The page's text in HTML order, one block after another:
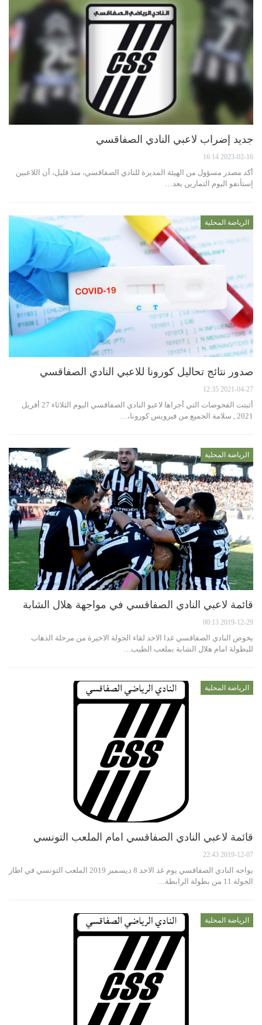
جديد إضراب لاعبي النادي الصفاقسي
2023-02-16 16:14
أكد مصدر مسؤول من الهيئة المديرة للنادي الصفاقسي، منذ قليل، أن اللاعبين
إستأنفو اليوم التمارين بعد…
الرياضة المحلية
صدور نتائج تحاليل كورونا للاعبي النادي الصفاقسي
2021-04-27 12:35
أثبتت الفحوصات التي أجراها لاعبو النادي الصفاقسي اليوم الثلاثاء 27 أفريل
2021 , سلامة الجميع من فيرويس كورونا،…
الرياضة المحلية
قائمة لاعبي النادي الصفاقسي في مواجهة هلال الشابة
2019-12-29 00:13
يخوض النادي الصفاقسي غدا الاحد لقاء الجولة الاخيرة من مرحلة الذهاب
للبطولة امام هلال الشابة بملعب الطيب…
الرياضة المحلية
قائمة لاعبي النادي الصفاقسي امام الملعب التونسي
2019-12-07 22:43
يواجه النادي الصفاقسي يوم غد الاحد 8 ديسمبر 2019 الملعب التونسي في اطار
الجولة 11 من بطولة الرابطة…
الرياضة المحلية